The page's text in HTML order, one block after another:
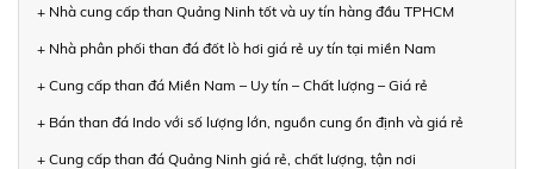
+ Nhà cung cấp than Quảng Ninh tốt và uy tín hàng đầu TPHCM
+ Nhà phân phối than đá đốt lò hơi giá rẻ uy tín tại miền Nam
+ Cung cấp than đá Miền Nam – Uy tín – Chất lượng – Giá rẻ
+ Bán than đá Indo với số lượng lớn, nguồn cung ổn định và giá rẻ
+ Cung cấp than đá Quảng Ninh giá rẻ, chất lượng, tận nơi